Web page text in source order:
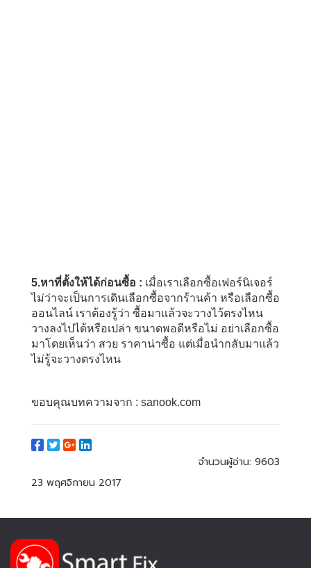
5.หาที่ตั้งให้ได้ก่อนซื้อ : เมื่อเราเลือกซื้อเฟอร์นิเจอร์
ไม่ว่าจะเป็นการเดินเลือกซื้อจากร้านค้า หรือเลือกซื้อ
ออนไลน์ เราต้องรู้ว่า ซื้อมาแล้วจะวางไว้ตรงไหน
วางลงไปได้หรือเปล่า ขนาดพอดีหรือไม่ อย่าเลือกซื้อ
มาโดยเห็นว่า สวย ราคาน่าซื้อ แต่เมื่อนำกลับมาแล้ว
ไม่รู้จะวางตรงไหน
ขอบคุณบทความจาก : sanook.com
จำนวนผู้อ่าน: 9603
23 พฤศจิกายน 2017